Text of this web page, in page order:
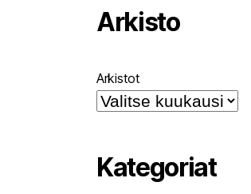
Arkisto
Arkistot
Kategoriat